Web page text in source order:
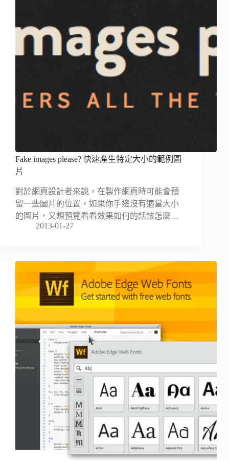
Fake images please? 快速產生特定大小的範例圖
片
對於網頁設計者來說，在製作網頁時可能會預
留一些圖片的位置，如果你手邊沒有適當大小
的圖片，又想預覽看看效果如何的話該怎麼…
2013-01-27